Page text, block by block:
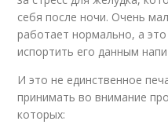
себя после ночи. Очень
работает нормально, а
испортить его данным
И это не единственное
принимать во внимание
которых: